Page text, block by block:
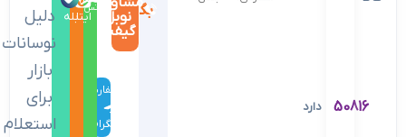
50816 دارد
بگیرید
نوبل
گیفت
سفارش
در
تلگرام
واتس‌اپ
ایتابله
دلیل
نوسانات
بازار
برای
استعلام